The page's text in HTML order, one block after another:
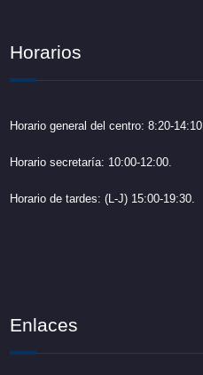
Horarios
Horario general del centro: 8:20-14:10.
Horario secretaría: 10:00-12:00.
Horario de tardes: (L-J) 15:00-19:30.
Enlaces